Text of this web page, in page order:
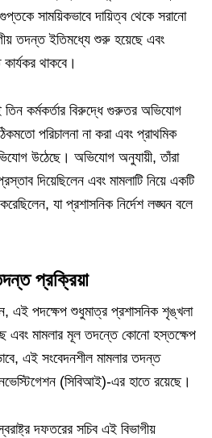
সাময়িকভাবে দায়িত্ব থেকে সরানো
তদন্ত ইতিমধ্যে শুরু হয়েছে এবং
থাকবে।
তিন কর্মকর্তার বিরুদ্ধে গুরুতর অভিযোগ
পরিচালনা না করা এবং প্রাথমিক
উঠেছে। অভিযোগ অনুযায়ী, তাঁরা
দিয়েছিলেন এবং মামলাটি নিয়ে একটি
যা প্রশাসনিক নির্দেশ লঙ্ঘন বলে
প্রক্রিয়া
এই পদক্ষেপ শুধুমাত্র প্রশাসনিক শৃঙ্খলা
এবং মামলার মূল তদন্তে কোনো হস্তক্ষেপ
এই সংবেদনশীল মামলার তদন্ত
(সিবিআই)-এর হাতে রয়েছে।
দফতরের সচিব এই বিভাগীয়